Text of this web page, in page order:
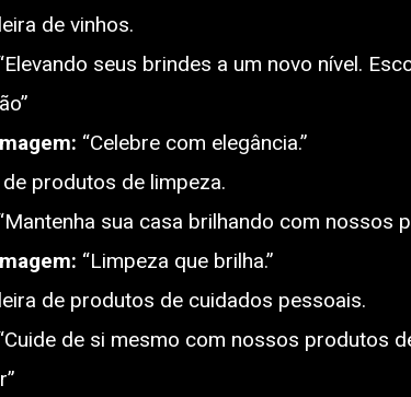
de vinhos.
seus brindes a um novo nível.
“Celebre com elegância.”
produtos de limpeza.
sua casa brilhando com nossos
“Limpeza que brilha.”
de produtos de cuidados pessoais.
de si mesmo com nossos produtos